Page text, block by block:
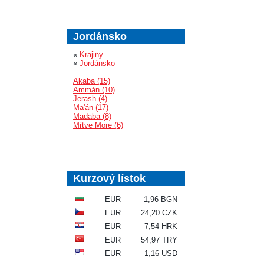
Jordánsko
« Krajiny
« Jordánsko
Akaba (15)
Ammán (10)
Jerash (4)
Ma'án (17)
Madaba (8)
Mŕtve More (6)
Kurzový lístok
EUR
1,96 BGN
EUR
24,20 CZK
EUR
7,54 HRK
EUR
54,97 TRY
EUR
1,16 USD